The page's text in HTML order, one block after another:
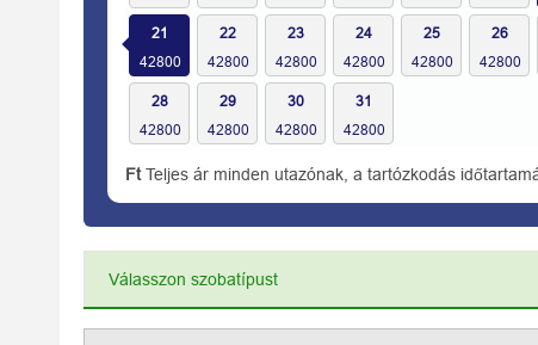
21 22 23 24 25 26
28 29 30 31
FtTeljes ár minden utazónak, a tartózkodás
Válasszon szobatípust